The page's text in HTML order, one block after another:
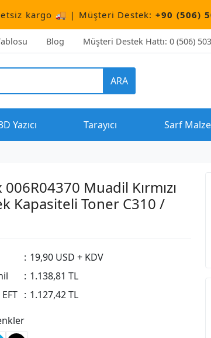
| Müşteri Destek:+90 (506) 503 10 66
Blog Müşteri Destek Hattı: 0 (506)
ARA
Yazıcı Tarayıcı Sarf
Muadil Kırmızı
Kapasiteli Toner C310 /
: 19,90 USD + KDV
: 1.138,81 TL
: 1.127,42 TL